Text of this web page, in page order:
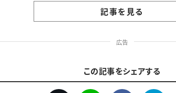
記事を見る
広告
この記事をシェアする